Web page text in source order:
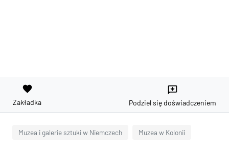
favorite
Zakładka
reviews
Podziel się doświadczeniem
Muzea i galerie sztuki w Niemczech Muzea w Kolonii